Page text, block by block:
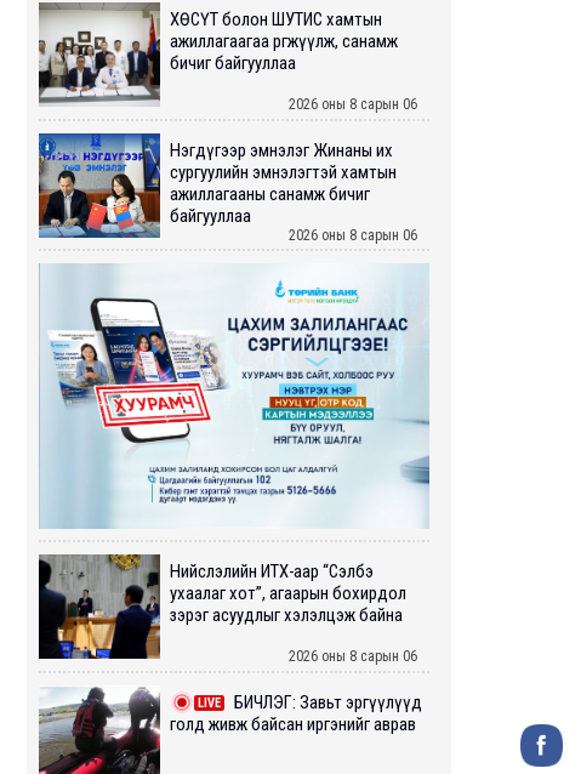
ХӨСҮТ болон ШУТИС хамтын
ажиллагаагаа өргөжүүлж, санамж
бичиг байгууллаа
2026 оны 8 сарын 06
Нэгдүгээр эмнэлэг Жинаны их
сургуулийн эмнэлэгтэй хамтын
ажиллагааны санамж бичиг
байгууллаа
2026 оны 8 сарын 06
Нийслэлийн ИТХ-аар “Сэлбэ
ухаалаг хот”, агаарын бохирдол
зэрэг асуудлыг хэлэлцэж байна
2026 оны 8 сарын 06
LIVE
БИЧЛЭГ: Завьт эргүүлүүд
голд живж байсан иргэнийг аврав